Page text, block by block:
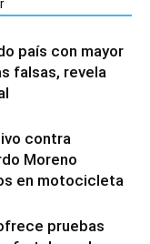
país con mayor
falsas, revela
contra
Moreno
en motocicleta
pruebas